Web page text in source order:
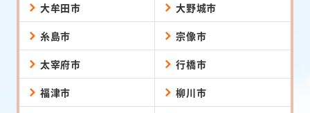
大牟田市 大野城市
糸島市 宗像市
太宰府市 行橋市
福津市 柳川市